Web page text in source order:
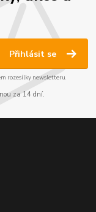
Přihlásit se
rozesílky newsletteru.
za 14 dní.